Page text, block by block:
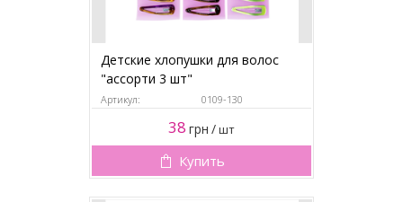
Детские хлопушки для волос
"ассорти 3 шт"
Артикул: 0109-130
38 грн /шт
Купить